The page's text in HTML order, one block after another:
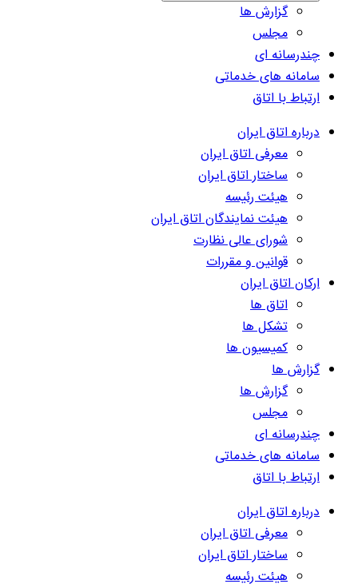
گزارش ها
مجلس
چندرسانه ای
سامانه های خدماتی
ارتباط با اتاق
درباره اتاق ایران
معرفی اتاق ایران
ساختار اتاق ایران
هیئت رئیسه
هیئت نمایندگان اتاق ایران
شورای عالی نظارت
قوانین و مقررات
ارکان اتاق ایران
اتاق ها
تشکل ها
کمیسیون ها
گزارش ها
گزارش ها
مجلس
چندرسانه ای
سامانه های خدماتی
ارتباط با اتاق
درباره اتاق ایران
معرفی اتاق ایران
ساختار اتاق ایران
هیئت رئیسه